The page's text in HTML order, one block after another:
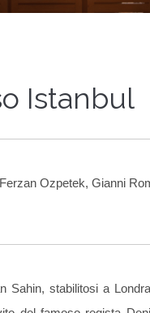
Istanbul
Ferzan Ozpetek, Gianni
Sahin, stabilitosi a